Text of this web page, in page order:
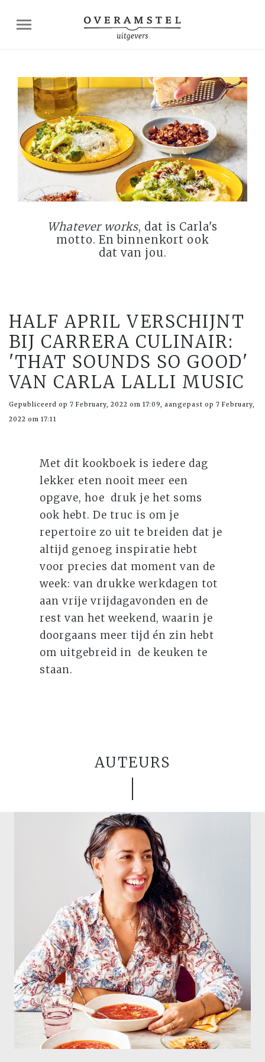
Whatever works, dat is Carla's
motto. En binnenkort ook
dat van jou.
HALF APRIL VERSCHIJNT
BIJ CARRERA CULINAIR:
'THAT SOUNDS SO GOOD'
VAN CARLA LALLI MUSIC
Gepubliceerd op 7 February, 2022 om 17:09, aangepast op 7 February,
2022 om 17:11
Met dit kookboek is iedere dag
lekker eten nooit meer een
opgave, hoe druk je het soms
ook hebt. De truc is om je
repertoire zo uit te breiden dat je
altijd genoeg inspiratie hebt
voor precies dat moment van de
week: van drukke werkdagen tot
aan vrije vrijdagavonden en de
rest van het weekend, waarin je
doorgaans meer tijd én zin hebt
om uitgebreid in de keuken te
staan.
AUTEURS